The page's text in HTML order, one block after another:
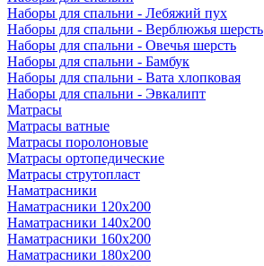
Наборы для спальни - Лебяжий пух
Наборы для спальни - Верблюжья шерсть
Наборы для спальни - Овечья шерсть
Наборы для спальни - Бамбук
Наборы для спальни - Вата хлопковая
Наборы для спальни - Эвкалипт
Матрасы
Матрасы ватные
Матрасы поролоновые
Матрасы ортопедические
Матрасы струтопласт
Наматрасники
Наматрасники 120х200
Наматрасники 140х200
Наматрасники 160х200
Наматрасники 180х200